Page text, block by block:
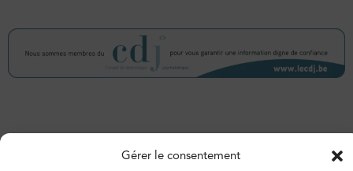
Gérer le consentement
Vie privéePolitique de cookies